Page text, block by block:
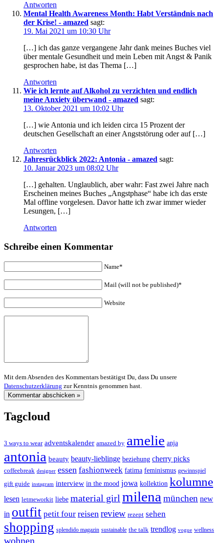
Antworten
Mental Health Awareness Month: Habt Verständnis nach
der Krise! - amazed sagt:
19. Mai 2021 um 10:30 Uhr
[…] ich das ganze vergangene Jahr dank meines Buches viel
über mentale Gesundheit und mein Leben mit Angst & Panik
gesprochen habe, ist das Thema […]
Antworten
Wie ich lernte auf Alkohol zu verzichten und endlich
meine Anxiety überwand - amazed sagt:
13. Oktober 2021 um 10:02 Uhr
[…] wie Antonia und ich leiden circa 15 Prozent der
deutschen Gesellschaft an einer Angststörung oder auf […]
Antworten
Jahresrückblick 2022: Antonia - amazed sagt:
10. Januar 2023 um 08:02 Uhr
[…] gehalten. Unglaublich, aber wahr: Fast zwei Jahre nach
Erscheinen meines Buches „Angstphase“ habe ich das erste
Mal offline vorgelesen. Davor hatte ich zwar immer wieder
Lesungen, […]
Antworten
Schreibe einen Kommentar
Name*
Mail (will not be published)*
Website
Mit dem Absenden des Kommentars bestätigst Du, dass Du unsere
Datenschutzerklärung zur Kenntnis genommen hast.
Tagcloud
3 ways to wear adventskalender amazed by amelie anja
antonia beauty beauty-lieblinge beziehung cherry picks
coffeebreak designer essen fashionweek fatima feminismus gewinnspiel
gift guide instagram interview in the mood jowa kollektion kolumne
lesen letmeworkit liebe material girl milenamünchen new
in outfit petit four reisen review rezept sehen
shopping splendido magazin sustainable the talk trendlog vogue wellness
wohnen